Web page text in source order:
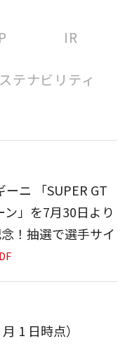
IR
テナビリティ
ニ 「SUPER GT
」を7月30日より
！抽選で選手サイ
1 ⽇時点）